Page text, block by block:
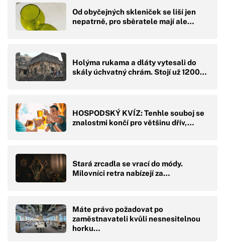
Od obyčejných skleniček se liší jen
nepatrně, pro sběratele mají ale…
Holýma rukama a dláty vytesali do
skály úchvatný chrám. Stojí už 1200…
HOSPODSKÝ KVÍZ: Tenhle souboj se
znalostmi končí pro většinu dřív,…
Stará zrcadla se vrací do módy.
Milovníci retra nabízejí za…
Máte právo požadovat po
zaměstnavateli kvůli nesnesitelnou
horku…